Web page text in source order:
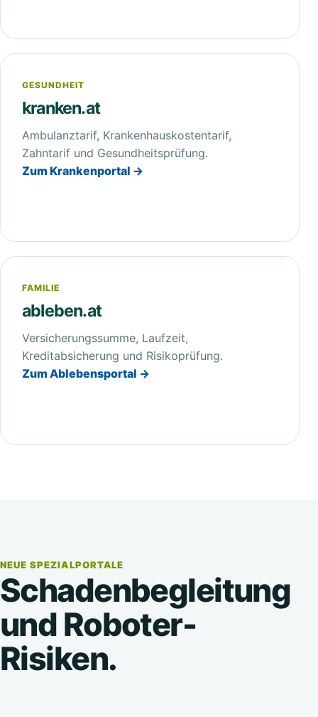
GESUNDHEIT
kranken.at
Ambulanztarif, Krankenhauskostentarif,
Zahntarif und Gesundheitsprüfung.
Zum Krankenportal →
FAMILIE
ableben.at
Versicherungssumme, Laufzeit,
Kreditabsicherung und Risikoprüfung.
Zum Ablebensportal →
NEUE SPEZIALPORTALE
Schadenbegleitung
und Roboter-
Risiken.